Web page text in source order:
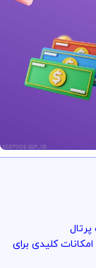
کنی
کلیدی برای